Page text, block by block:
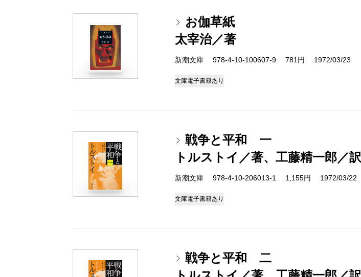
お伽草紙
太宰治／著
新潮文庫 978-4-10-100607-9 781円 1972/03/23
文庫電子書籍あり
戦争と平和 一
トルストイ／著、工藤精一郎／訳
新潮文庫 978-4-10-206013-1 1,155円 1972/03/22
文庫電子書籍あり
戦争と平和 二